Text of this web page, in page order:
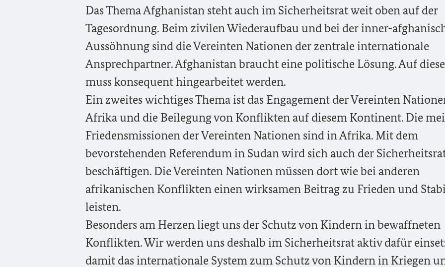
Das Thema Afghanistan steht auch im Sicherheitsrat weit oben auf der
Tagesordnung. Beim zivilen Wiederaufbau und bei der inner-
Aussöhnung sind die Vereinten Nationen der zentrale internationale
Ansprechpartner. Afghanistan braucht eine politische Lösung. Auf
muss konsequent hingearbeitet werden.
Ein zweites wichtiges Thema ist das Engagement der Vereinten
Afrika und die Beilegung von Konflikten auf diesem Kontinent. Die
Friedensmissionen der Vereinten Nationen sind in Afrika. Mit dem
bevorstehenden Referendum in Sudan wird sich auch der
beschäftigen. Die Vereinten Nationen müssen dort wie bei anderen
afrikanischen Konflikten einen wirksamen Beitrag zu Frieden und
leisten.
Besonders am Herzen liegt uns der Schutz von Kindern in bewaffneten
Konflikten. Wir werden uns deshalb im Sicherheitsrat aktiv dafür
damit das internationale System zum Schutz von Kindern in Kriegen